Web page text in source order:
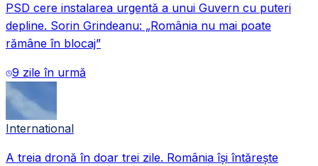
PSD cere instalarea urgentă a unui Guvern cu puteri
depline. Sorin Grindeanu: „România nu mai poate
rămâne în blocaj”
9 zile în urmă
International
A treia dronă în doar trei zile. România își întărește